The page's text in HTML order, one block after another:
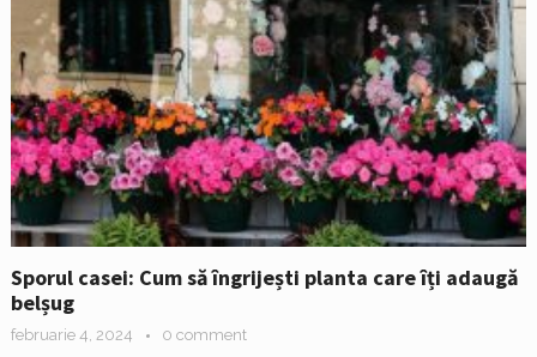
Sporul casei: Cum să îngrijești planta care îți adaugă
belșug
februarie 4, 2024 0 comment